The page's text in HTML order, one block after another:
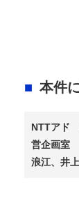
本件
NTTアド
営企画室
浪江、井上